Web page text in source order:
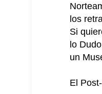
los
Si
lo
un
El